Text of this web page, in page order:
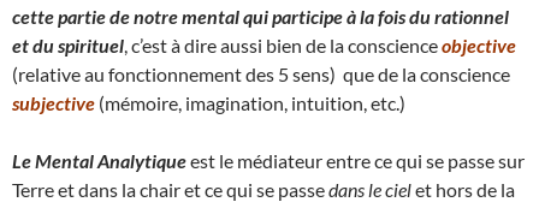
cette partie de notre mental qui participe à la fois du rationnel
et du spirituel , c’est à dire aussi bien de la conscienceobjective
(relative au fonctionnement des 5 sens) que de la conscience
subjective (mémoire, imagination, intuition, etc.)
Le Mental Analytiqueest le médiateur entre ce qui se passe sur
Terre et dans la chair et ce qui se passedans le cielet hors de la